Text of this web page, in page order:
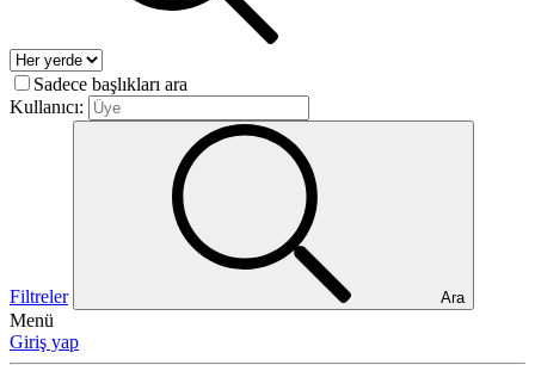
Sadece başlıkları ara
Kullanıcı:
Filtreler Ara
Menü
Giriş yap